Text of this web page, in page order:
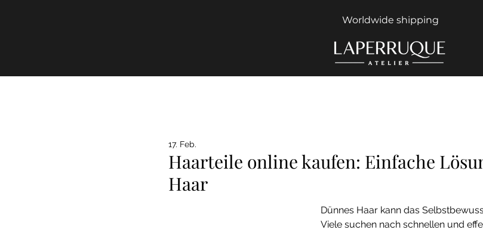
Worldwide shipping
Haarteile online kaufen: Einfache
Haar
17. Feb.
Dünnes Haar kann das
Viele suchen nach schnellen und